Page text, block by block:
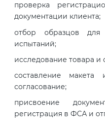
проверка
документации клиента;
отбор образцов для
испытаний;
исследование товара и
составление
согласование;
присвоение
регистрация в ФСА и